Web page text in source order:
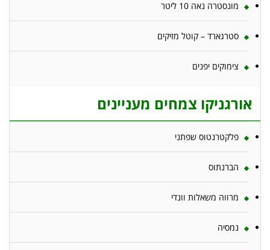
מונסטרה נאה 10 ליטר
סטרגארד – קוטל מזיקים
צימוקים יפנים
אורגניקו צמחים מעניינים
פלקטרנטוס שפתני
הברנתוס
מרווה משאלות וונדי
נמסיה